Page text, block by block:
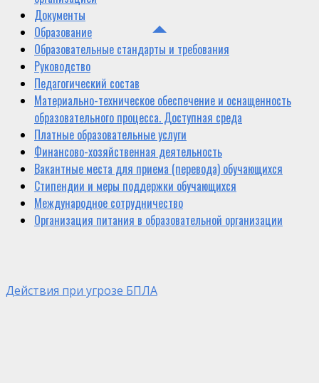
Документы
Образование
Образовательные стандарты и требования
Руководство
Педагогический состав
Материально-техническое обеспечение и оснащенность
образовательного процесса. Доступная среда
Платные образовательные услуги
Финансово-хозяйственная деятельность
Вакантные места для приема (перевода) обучающихся
Стипендии и меры поддержки обучающихся
Международное сотрудничество
Организация питания в образовательной организации
Действия при угрозе БПЛА